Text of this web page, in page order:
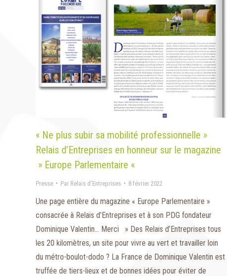
« Ne plus subir sa mobilité professionnelle »
Relais d’Entreprises en honneur sur le magazine
» Europe Parlementaire «
Presse Par Relais d'Entreprises 8 février 2022
Une page entière du magazine « Europe Parlementaire »
consacrée à Relais d’Entreprises et à son PDG fondateur
Dominique Valentin… Merci » Des Relais d’Entreprises tous
les 20 kilomètres, un site pour vivre au vert et travailler loin
du métro-boulot-dodo ? La France de Dominique Valentin est
truffée de tiers-lieux et de bonnes idées pour éviter de